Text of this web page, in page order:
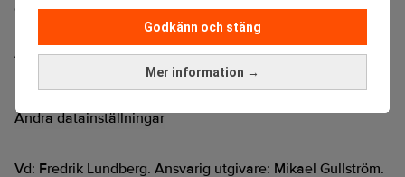
Mer information →
Godkänn och stäng
Cookiepolicy
Annonsera på Realtid
Ändra datainställningar
Vd: Fredrik Lundberg. Ansvarig utgivare: Mikael Gullström.